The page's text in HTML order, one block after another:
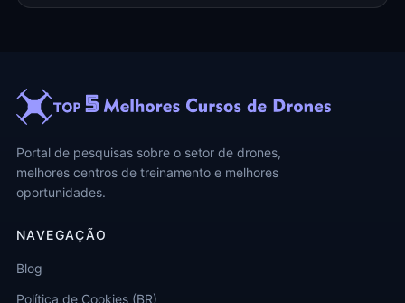
Portal de pesquisas sobre o setor de drones,
melhores centros de treinamento e melhores
oportunidades.
NAVEGAÇÃO
Blog
Política de Cookies (BR)